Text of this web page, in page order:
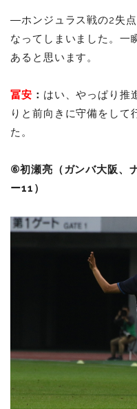
―ホンジュラス戦の2失
なってしまいました。一
あると思います。
冨安 ： はい、やっぱり推
りと前向きに守備をして
た。
⑥初瀬亮（ガンバ大阪、
ー11）